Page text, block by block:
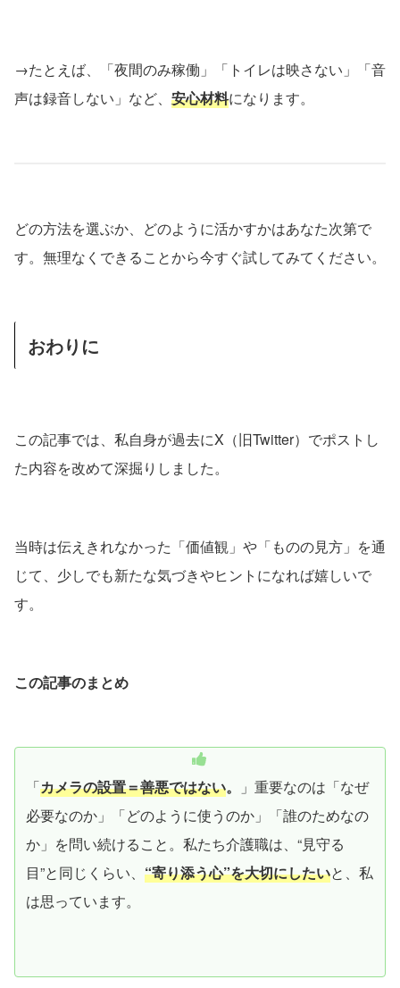
→たとえば、「夜間のみ稼働」「トイレは映さない」「音
声は録音しない」など、 安心材料になります。
どの方法を選ぶか、どのように活かすかはあなた次第で
す。無理なくできることから今すぐ試してみてください。
おわりに
この記事では、私自身が過去にX（旧Twitter）でポストし
た内容を改めて深掘りしました。
当時は伝えきれなかった「価値観」や「ものの見方」を通
じて、少しでも新たな気づきやヒントになれば嬉しいで
す。
この記事のまとめ
「カメラの設置＝善悪ではない。
」重要なのは「なぜ
必要なのか」「どのように使うのか」「誰のためなの
か」を問い続けること。私たち介護職は、“見守る
目”と同じくらい、 “寄り添う心”を大切にしたいと、私
は思っています。